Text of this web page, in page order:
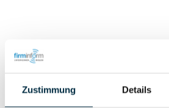
Zustimmung Details